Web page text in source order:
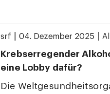
srf 04. Dezember 2025
Krebserregender
eine Lobby dafür?
Die